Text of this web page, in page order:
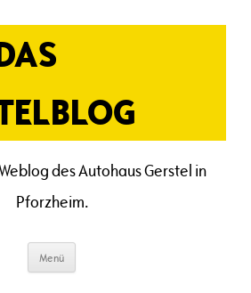
des Autohaus Gerstel in
Pforzheim.
Menü